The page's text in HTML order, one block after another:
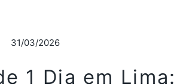
31/03/2026
1 Dia em Lima: